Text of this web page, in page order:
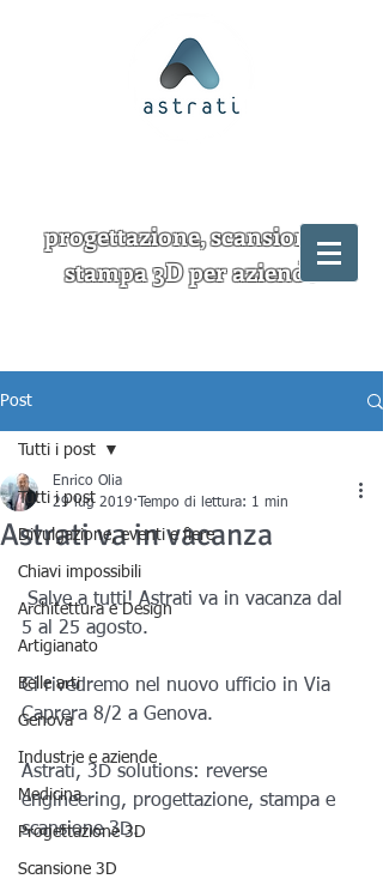
progettazione, scansione e
stampa 3D per aziende
Post
Tutti i post
Divulgazione, eventi e fiere
Chiavi impossibili
Architettura e Design
Artigianato
Belle arti
Genova
Industrie e aziende
Medicina
Progettazione 3D
Scansione 3D
Tutti i post
Astrati va in vacanza
Enrico Olia
29 lug 2019
Tempo di lettura: 1 min
Salve a tutti! Astrati va in vacanza dal
5 al 25 agosto.
Ci rivedremo nel nuovo ufficio in Via
Caprera 8/2 a Genova.
Astrati, 3D solutions: reverse
engineering, progettazione, stampa e
scansione 3D.